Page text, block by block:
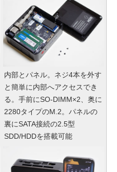
内部とパネル。ネジ4本を外す
と簡単に内部へアクセスでき
る。手前にSO-DIMM×2、奥に
2280タイプのM.2。パネルの
裏にSATA接続の2.5型
SDD/HDDを搭載可能